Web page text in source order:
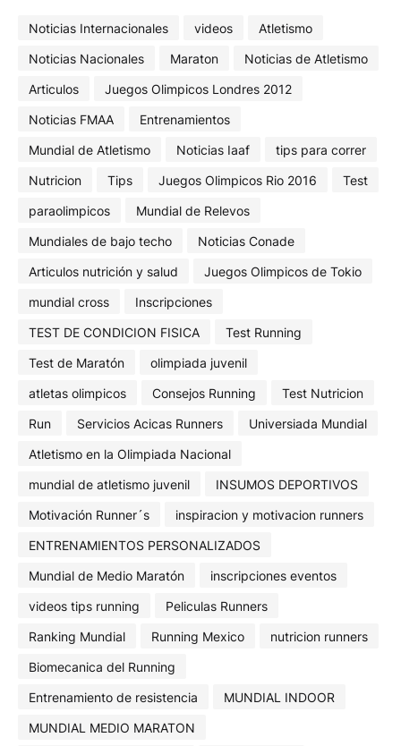
Noticias Internacionales videos
Atletismo
Noticias Nacionales
Maraton
Noticias de Atletismo
Articulos
Juegos Olimpicos Londres 2012
Noticias FMAA
Entrenamientos
Mundial de Atletismo
Noticias Iaaf
tips para correr
Nutricion
Tips Juegos Olimpicos Rio 2016
Test
paraolimpicos
Mundial de Relevos
Mundiales de bajo techo
Noticias Conade
Articulos nutrición y salud
Juegos Olimpicos de Tokio
mundial cross
Inscripciones
TEST DE CONDICION FISICA
Test Running
Test de Maratón
olimpiada juvenil
atletas olimpicos
Consejos Running
Test Nutricion
Run
Servicios Acicas Runners
Universiada Mundial
Atletismo en la Olimpiada Nacional
mundial de atletismo juvenil
INSUMOS DEPORTIVOS
Motivación Runner´s
inspiracion y motivacion runners
ENTRENAMIENTOS PERSONALIZADOS
Mundial de Medio Maratón
inscripciones eventos
videos tips running
Peliculas Runners
Ranking Mundial
Running Mexico
nutricion runners
Biomecanica del Running
Entrenamiento de resistencia
MUNDIAL INDOOR
MUNDIAL MEDIO MARATON